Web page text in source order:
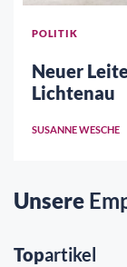
POLITIK
Neuer
Lichtenau
SUSANNE WESCHE
Unsere
Topartikel